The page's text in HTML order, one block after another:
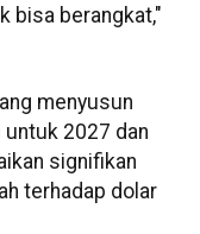
bisa berangkat,"
menyusun
untuk 2027 dan
signifikan
terhadap dolar